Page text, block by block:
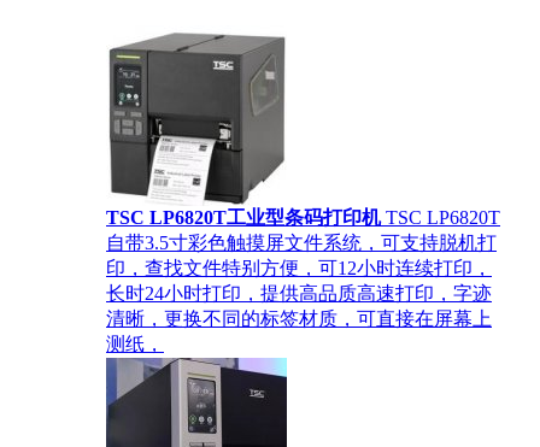
TSC LP6820T工业型条码打印机 TSC LP6820T
自带3.5寸彩色触摸屏文件系统，可支持脱机打
印，查找文件特别方便，可12小时连续打印，
长时24小时打印，提供高品质高速打印，字迹
清晰，更换不同的标签材质，可直接在屏幕上
测纸，